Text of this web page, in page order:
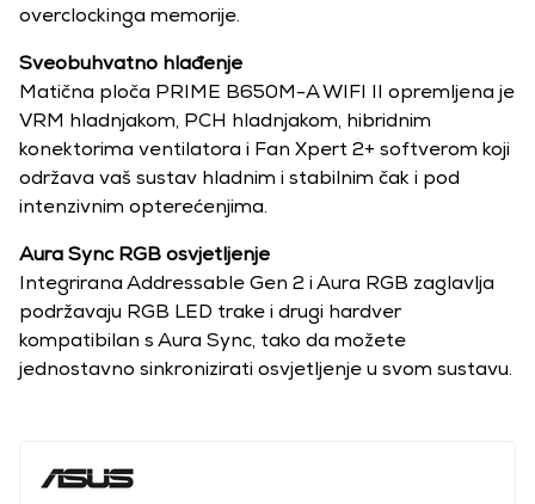
overclockinga memorije.
Sveobuhvatno hlađenje
Matična ploča PRIME B650M-A WIFI II opremljena je
VRM hladnjakom, PCH hladnjakom, hibridnim
konektorima ventilatora i Fan Xpert 2+ softverom koji
održava vaš sustav hladnim i stabilnim čak i pod
intenzivnim opterećenjima.
Aura Sync RGB osvjetljenje
Integrirana Addressable Gen 2 i Aura RGB zaglavlja
podržavaju RGB LED trake i drugi hardver
kompatibilan s Aura Sync, tako da možete
jednostavno sinkronizirati osvjetljenje u svom sustavu.